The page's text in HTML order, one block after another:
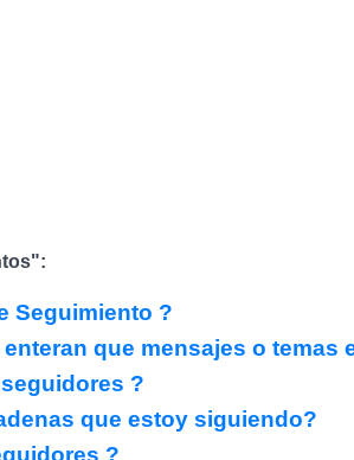
Seguimiento ?
que mensajes o temas
?
que estoy siguiendo?
?